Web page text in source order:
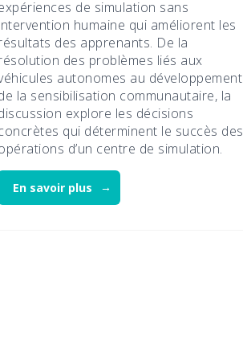
de simulation sans
humaine qui améliorent les
des apprenants. De la
des problèmes liés aux
autonomes au développement
la sensibilisation communautaire, la
explore les décisions
qui déterminent le succès des
d’un centre de simulation.
En savoir plus